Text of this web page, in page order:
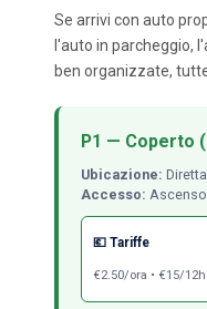
Se arrivi con auto
l'auto in parcheggio,
ben organizzate,
P1 — Coperto
Ubicazione:
Accesso:
💶 Tariffe
€2.50/ora • €15/